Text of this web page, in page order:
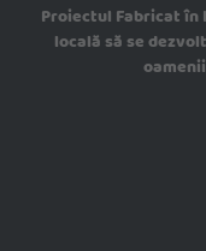
Proiectul Fabricat
locală să se